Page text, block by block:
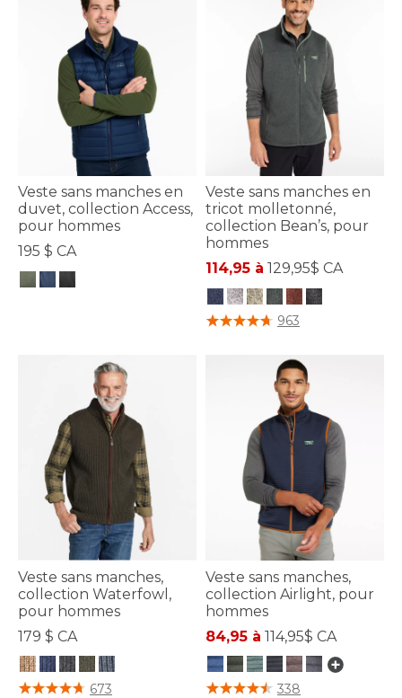
Veste sans manches en
duvet, collection Access,
pour hommes
195 $ CA
Veste sans manches en
tricot molletonné,
collection Bean’s, pour
hommes
114,95 à 129,95$ CA
4,8 sur 5 Évaluation des clients
963
Veste sans manches,
collection Waterfowl,
pour hommes
179 $ CA
5 sur 5 Évaluation des clients
673
Veste sans manches,
collection Airlight, pour
hommes
84,95 à 114,95$ CA
5 sur 5 Évaluation des clients
338